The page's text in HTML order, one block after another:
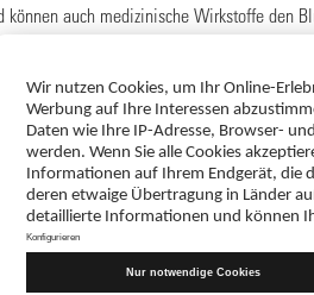
können auch medizinische Wirkstoffe den
AbZ 100mg TAH
vorbeugen. Im Vergleich zur
dosierten Präparaten zu einer
dem individuellen Beschwerdebild richtet,